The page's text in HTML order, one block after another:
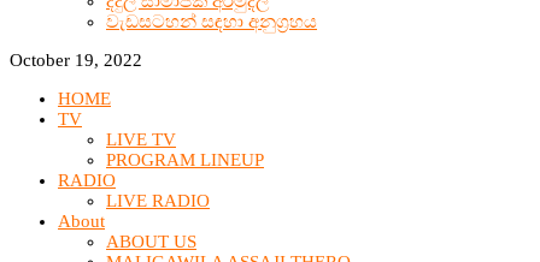
වැඩසටහන් සඳහා අනුග්‍රහය
October 19, 2022
HOME
TV
LIVE TV
PROGRAM LINEUP
RADIO
LIVE RADIO
About
ABOUT US